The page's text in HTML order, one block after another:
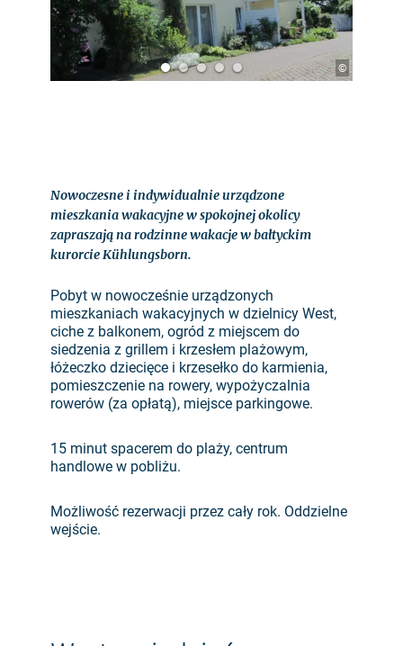
©
Nowoczesne i indywidualnie urządzone
mieszkania wakacyjne w spokojnej okolicy
zapraszają na rodzinne wakacje w bałtyckim
kurorcie Kühlungsborn.
Pobyt w nowocześnie urządzonych
mieszkaniach wakacyjnych w dzielnicy West,
ciche z balkonem, ogród z miejscem do
siedzenia z grillem i krzesłem plażowym,
łóżeczko dziecięce i krzesełko do karmienia,
pomieszczenie na rowery, wypożyczalnia
rowerów (za opłatą), miejsce parkingowe.
15 minut spacerem do plaży, centrum
handlowe w pobliżu.
Możliwość rezerwacji przez cały rok. Oddzielne
wejście.